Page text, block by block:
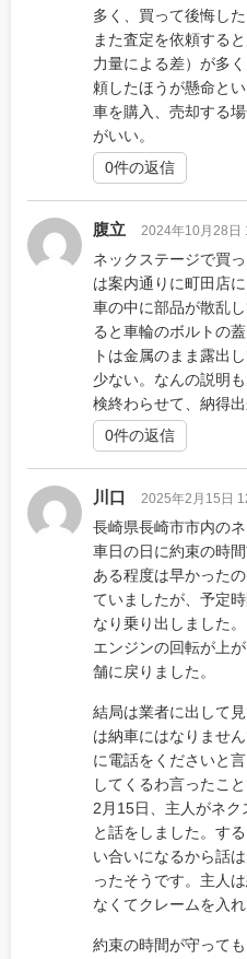
多く、買って後悔した
また査定を依頼する
力量による差）が多
頼したほうが懸命とい
車を購入、売却する
がいい。
0件の返信
腹立 2024年10月28日
ネックステージで買
は案内通りに町田店
車の中に部品が散乱
ると車輪のボルトの
トは金属のまま露出
少ない。なんの説明
検終わらせて、納得出
0件の返信
川口 2025年2月15日
長崎県長崎市市内の
車日の日に約束の時
ある程度は早かった
ていましたが、予定
なり乗り出しました
エンジンの回転が上
舗に戻りました。
結局は業者に出して
は納車にはなりませ
に電話をくださいと
してくるわ言ったこ
2月15日、主人がネ
と話をしました。す
い合いになるから話
ったそうです。主人
なくてクレームを入れ
約束の時間が守って